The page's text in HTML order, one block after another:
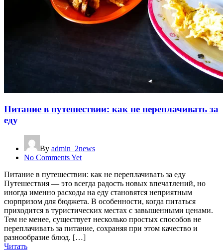
Питание в путешествии: как не переплачивать за
еду
By admin_2news
No Comments Yet
Питание в путешествии: как не переплачивать за еду
Путешествия — это всегда радость новых впечатлений, но
иногда именно расходы на еду становятся неприятным
сюрпризом для бюджета. В особенности, когда питаться
приходится в туристических местах с завышенными ценами.
Тем не менее, существует несколько простых способов не
переплачивать за питание, сохраняя при этом качество и
разнообразие блюд. […]
Читать